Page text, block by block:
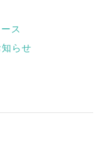
ス
らせ